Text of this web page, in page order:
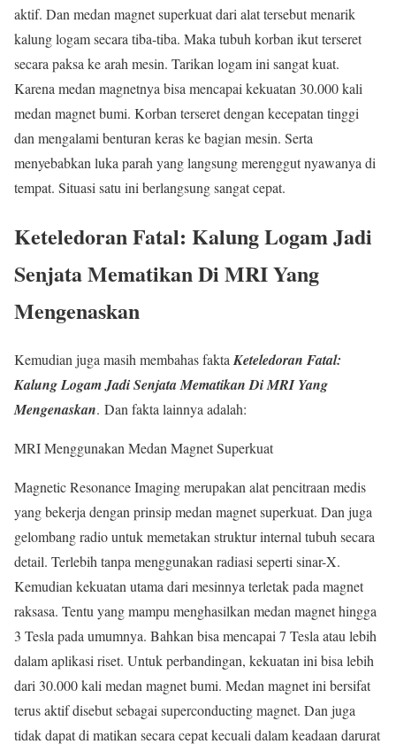
aktif. Dan medan magnet superkuat dari alat tersebut menarik
kalung logam secara tiba-tiba. Maka tubuh korban ikut terseret
secara paksa ke arah mesin. Tarikan logam ini sangat kuat.
Karena medan magnetnya bisa mencapai kekuatan 30.000 kali
medan magnet bumi. Korban terseret dengan kecepatan tinggi
dan mengalami benturan keras ke bagian mesin. Serta
menyebabkan luka parah yang langsung merenggut nyawanya di
tempat. Situasi satu ini berlangsung sangat cepat.
Keteledoran Fatal: Kalung Logam Jadi
Senjata Mematikan Di MRI Yang
Mengenaskan
Kemudian juga masih membahas fakta Keteledoran Fatal:
Kalung Logam Jadi Senjata Mematikan Di MRI Yang
Mengenaskan. Dan fakta lainnya adalah:
MRI Menggunakan Medan Magnet Superkuat
Magnetic Resonance Imaging merupakan alat pencitraan medis
yang bekerja dengan prinsip medan magnet superkuat. Dan juga
gelombang radio untuk memetakan struktur internal tubuh secara
detail. Terlebih tanpa menggunakan radiasi seperti sinar-X.
Kemudian kekuatan utama dari mesinnya terletak pada magnet
raksasa. Tentu yang mampu menghasilkan medan magnet hingga
3 Tesla pada umumnya. Bahkan bisa mencapai 7 Tesla atau lebih
dalam aplikasi riset. Untuk perbandingan, kekuatan ini bisa lebih
dari 30.000 kali medan magnet bumi. Medan magnet ini bersifat
terus aktif disebut sebagai superconducting magnet. Dan juga
tidak dapat di matikan secara cepat kecuali dalam keadaan darurat